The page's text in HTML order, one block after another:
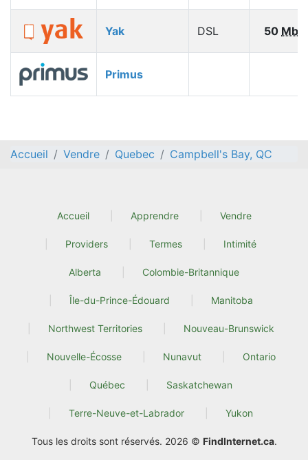
Yak DSL 50
Primus
Accueil Vendre Quebec Campbell's Bay, QC
Accueil Apprendre Vendre
Providers Termes Intimité
Alberta Colombie-Britannique
Île-du-Prince-Édouard Manitoba
Northwest Territories Nouveau-Brunswick
Nouvelle-Écosse Nunavut Ontario
Québec Saskatchewan
Terre-Neuve-et-Labrador Yukon
Tous les droits sont réservés. 2026 © FindInternet.ca.